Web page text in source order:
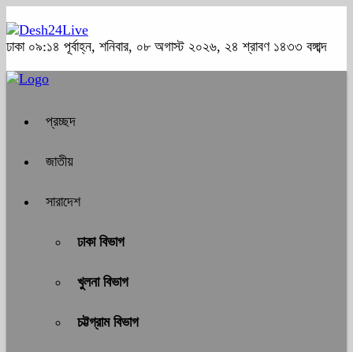
ঢাকা ০৯:১৪ পূর্বাহ্ন, শনিবার, ০৮ অগাস্ট ২০২৬, ২৪ শ্রাবণ ১৪৩৩ বঙ্গাব্দ
প্রচ্ছদ
জাতীয়
সারাদেশ
ঢাকা বিভাগ
খুলনা বিভাগ
চট্টগ্রাম বিভাগ